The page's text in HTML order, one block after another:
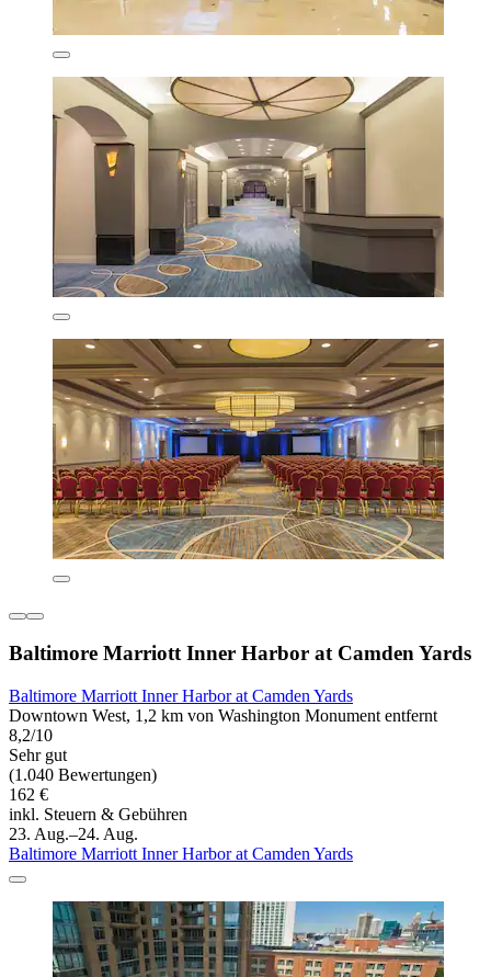
Baltimore Marriott Inner Harbor at Camden Yards
Baltimore Marriott Inner Harbor at Camden Yards
Downtown West, 1,2 km von Washington Monument entfernt
8,2/10
Sehr gut
(1.040 Bewertungen)
162 €
inkl. Steuern & Gebühren
23. Aug.–24. Aug.
Baltimore Marriott Inner Harbor at Camden Yards